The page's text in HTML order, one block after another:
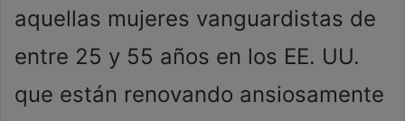
aquellas mujeres vanguardistas de
entre 25 y 55 años en los EE. UU.
que están renovando ansiosamente